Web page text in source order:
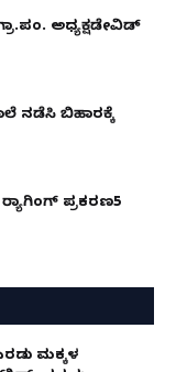
ಅಧ್ಯಕ್ಷಡೇವಿಡ್
ನಡೆಸಿ ಬಿಹಾರಕ್ಕೆ
ಪ್ರಕರಣ5
ಮಕ್ಕಳ